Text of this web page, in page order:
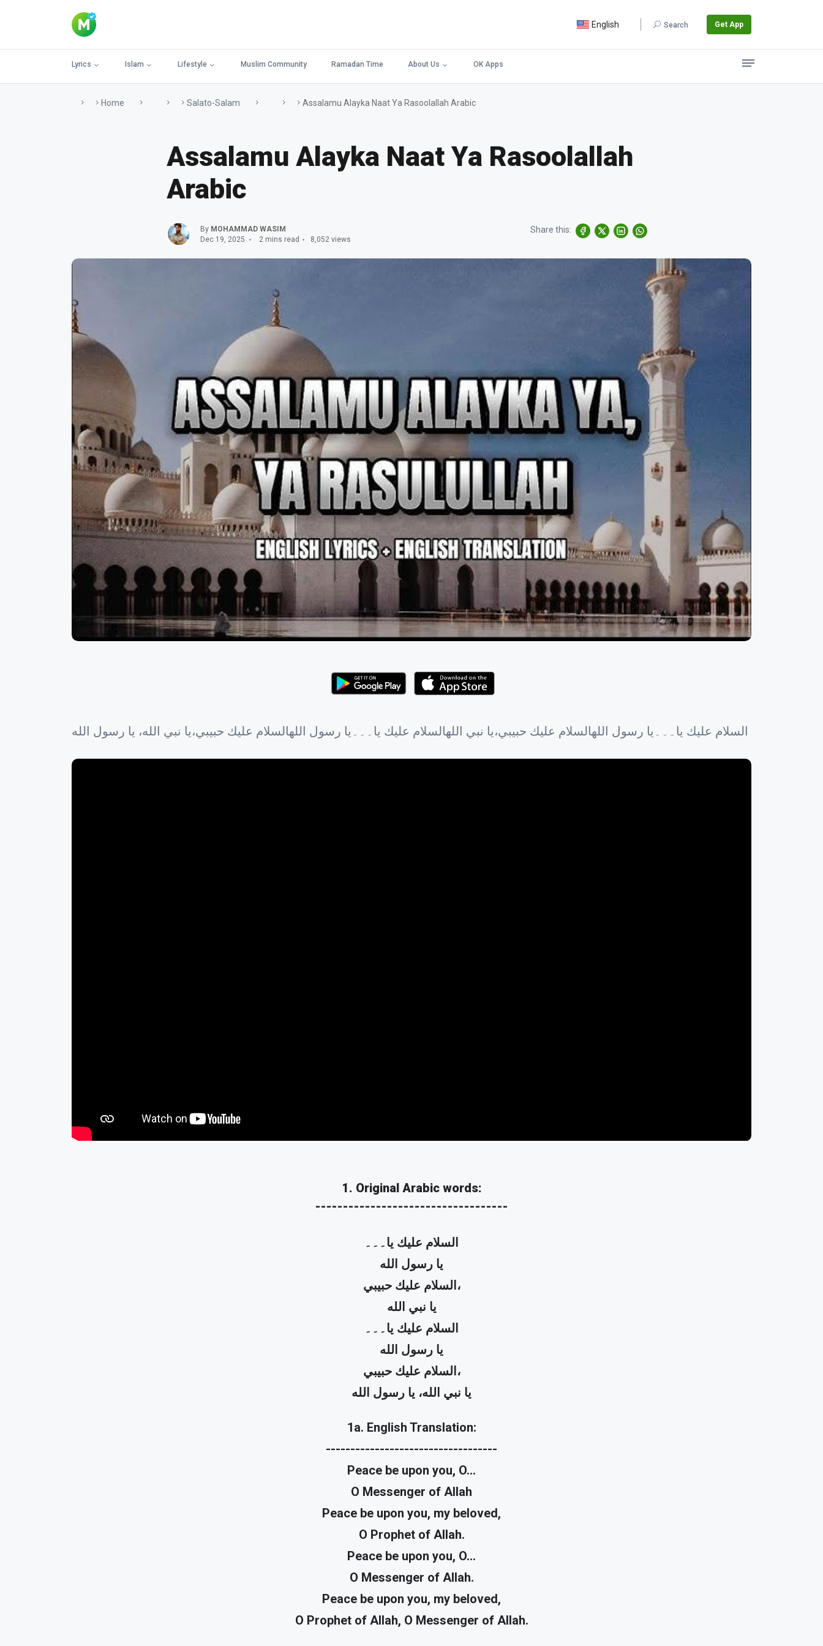
English Search Get App
Lyrics Islam Lifestyle Muslim Community Ramadan Time About Us OK Apps
Home Salato-Salam Assalamu Alayka Naat Ya Rasoolallah Arabic
Assalamu Alayka Naat Ya Rasoolallah
Arabic
By MOHAMMAD WASIM
Dec 19, 2025
2 mins read 8,052 views
Share this:
السلام عليك يا۔۔۔یا رسول اللهالسلام عليك حبيبي،يا نبي اللهالسلام عليك يا۔۔۔یا رسول اللهالسلام عليك حبيبي،يا نبي الله، يا رسول الله
1. Original Arabic words:
-----------------------------------
السلام عليك يا۔۔۔
یا رسول الله
السلام عليك حبيبي،
يا نبي الله
السلام عليك يا۔۔۔
یا رسول الله
السلام عليك حبيبي،
يا نبي الله، يا رسول الله
1a. English Translation:
-----------------------------------
Peace be upon you, O...
O Messenger of Allah
Peace be upon you, my beloved,
O Prophet of Allah.
Peace be upon you, O...
O Messenger of Allah.
Peace be upon you, my beloved,
O Prophet of Allah, O Messenger of Allah.